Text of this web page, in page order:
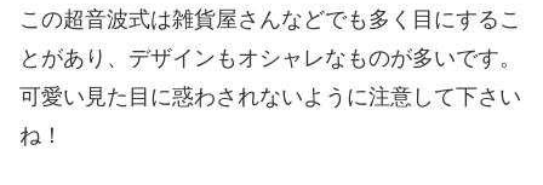
この超音波式は雑貨屋さんなどでも多く目にするこ
とがあり、デザインもオシャレなものが多いです。
可愛い見た目に惑わされないように注意して下さい
ね！